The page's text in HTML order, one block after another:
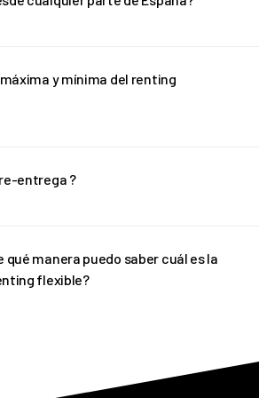
entrada ni letra pequeña.
en la puerta de tu casa en solo unos
y mínima del renting
necesitar una cotización adaptada, no
con REVEL. ¡Te ayudaremos!
entrega ?
a tu disposición un vehículo de pre-
hasta que llegue tu vehículo
qué manera puedo saber cuál es la
flexible?
y en todo momento estamos pendientes